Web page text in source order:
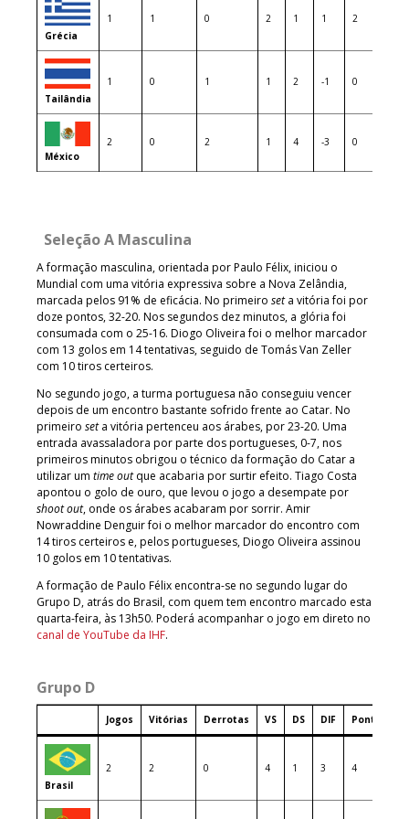
Grécia
1 1 0 2 1 1 2
Tailândia
1 0 1 1 2 -1 0
México
2 0 2 1 4 -3 0
Seleção A Masculina
A formação masculina, orientada por Paulo Félix, iniciou o
Mundial com uma vitória expressiva sobre a Nova Zelândia,
marcada pelos 91% de eficácia. No primeiro seta vitória foi por
doze pontos, 32-20. Nos segundos dez minutos, a glória foi
consumada com o 25-16. Diogo Oliveira foi o melhor marcador
com 13 golos em 14 tentativas, seguido de Tomás Van Zeller
com 10 tiros certeiros.
No segundo jogo, a turma portuguesa não conseguiu vencer
depois de um encontro bastante sofrido frente ao Catar. No
primeiro seta vitória pertenceu aos árabes, por 23-20. Uma
entrada avassaladora por parte dos portugueses, 0-7, nos
primeiros minutos obrigou o técnico da formação do Catar a
utilizar um time outque acabaria por surtir efeito. Tiago Costa
apontou o golo de ouro, que levou o jogo a desempate por
shoot out, onde os árabes acabaram por sorrir. Amir
Nowraddine Denguir foi o melhor marcador do encontro com
14 tiros certeiros e, pelos portugueses, Diogo Oliveira assinou
10 golos em 10 tentativas.
A formação de Paulo Félix encontra-se no segundo lugar do
Grupo D, atrás do Brasil, com quem tem encontro marcado esta
quarta-feira, às 13h50. Poderá acompanhar o jogo em direto no
canal de YouTube da IHF.
Grupo D
Jogos Vitórias Derrotas VS DS DIF Pontos
Brasil
2 2 0 4 1 3 4